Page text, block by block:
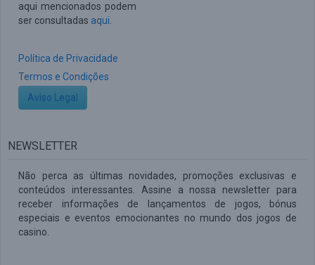
aqui mencionados podem
ser consultadas aqui
Política de Privacidade
Termos e Condições
Aviso Legal
NEWSLETTER
Não perca as últimas novidades, promoções exclusivas e
conteúdos interessantes. Assine a nossa newsletter para
receber informações de lançamentos de jogos, bónus
especiais e eventos emocionantes no mundo dos jogos de
casino.